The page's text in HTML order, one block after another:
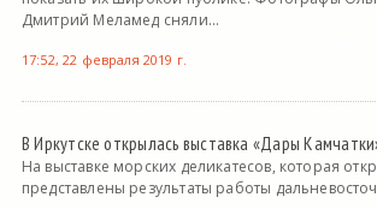
Дмитрий Меламед сняли...
17:52, 22 февраля 2019 г.
В Иркутске открылась выставка «Дары
На выставке морских деликатесов, которая
представлены результаты работы